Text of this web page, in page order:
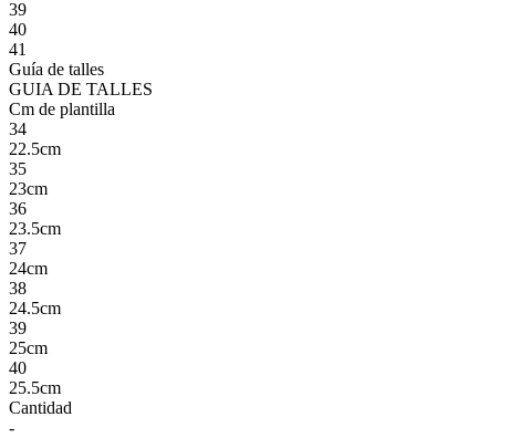
39
40
41
Guía de talles
GUIA DE TALLES
Cm de plantilla
34
22.5cm
35
23cm
36
23.5cm
37
24cm
38
24.5cm
39
25cm
40
25.5cm
Cantidad
-